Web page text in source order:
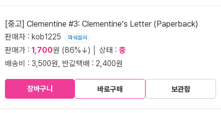
[중고] Clementine #3: Clementine‘s Letter (Paperback)
판매자 : kob1225 파워셀러
판매가 : 1,700원 (86%↓) │ 상태 : 중
배송비 : 3,500원, 반값택배 : 2,400원
장바구니 바로구매 보관함